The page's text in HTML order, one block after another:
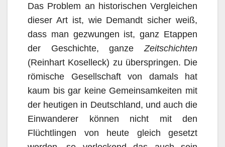
Das Problem an historischen Vergleichen
dieser Art ist, wie Demandt sicher weiß,
dass man gezwungen ist, ganz Etappen
der Geschichte, ganzeZeitschichten
(Reinhart Koselleck) zu überspringen. Die
römische Gesellschaft von damals hat
kaum bis gar keine Gemeinsamkeiten mit
der heutigen in Deutschland, und auch die
Einwanderer können nicht mit den
Flüchtlingen von heute gleich gesetzt